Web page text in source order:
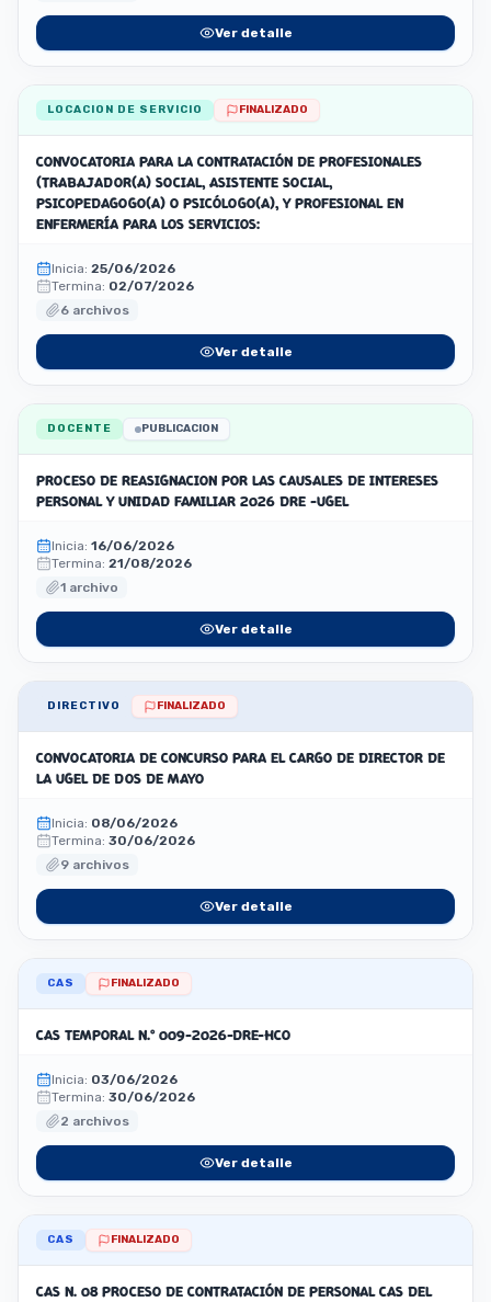
Ver detalle
LOCACION DE SERVICIO FINALIZADO
CONVOCATORIA PARA LA CONTRATACIÓN DE PROFESIONALES
(TRABAJADOR(A) SOCIAL, ASISTENTE SOCIAL,
PSICOPEDAGOGO(A) O PSICÓLOGO(A), Y PROFESIONAL EN
ENFERMERÍA PARA LOS SERVICIOS:
Inicia: 25/06/2026
Termina: 02/07/2026
6 archivos
Ver detalle
DOCENTE PUBLICACION
PROCESO DE REASIGNACION POR LAS CAUSALES DE INTERESES
PERSONAL Y UNIDAD FAMILIAR 2026 DRE -UGEL
Inicia: 16/06/2026
Termina: 21/08/2026
1 archivo
Ver detalle
DIRECTIVO FINALIZADO
CONVOCATORIA DE CONCURSO PARA EL CARGO DE DIRECTOR DE
LA UGEL DE DOS DE MAYO
Inicia: 08/06/2026
Termina: 30/06/2026
9 archivos
Ver detalle
CAS FINALIZADO
CAS TEMPORAL N.° 009-2026-DRE-HCO
Inicia: 03/06/2026
Termina: 30/06/2026
2 archivos
Ver detalle
CAS FINALIZADO
CAS N. 08 PROCESO DE CONTRATACIÓN DE PERSONAL CAS DEL